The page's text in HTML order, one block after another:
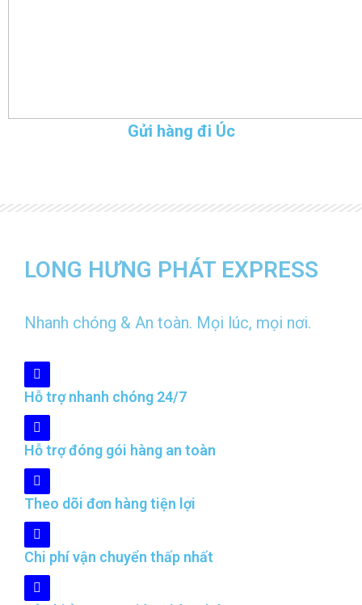
Gửi hàng đi Úc
LONG HƯNG PHÁT EXPRESS
Nhanh chóng & An toàn. Mọi lúc, mọi nơi.
Hỗ trợ nhanh chóng 24/7
Hỗ trợ đóng gói hàng an toàn
Theo dõi đơn hàng tiện lợi
Chi phí vận chuyển thấp nhất